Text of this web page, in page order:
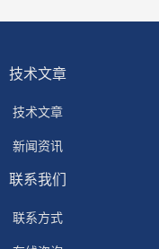
技术文章
技术文章
新闻资讯
联系我们
联系方式